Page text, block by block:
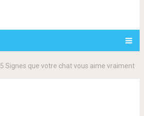
5 Signes que votre chat vous aime vraiment